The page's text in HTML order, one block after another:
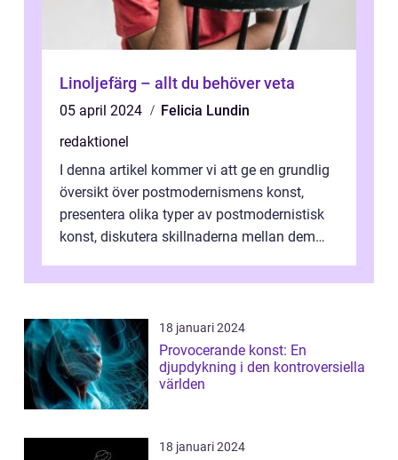
Linoljefärg – allt du behöver veta
05 april 2024
Felicia Lundin
redaktionel
I denna artikel kommer vi att ge en grundlig
översikt över postmodernismens konst,
presentera olika typer av postmodernistisk
konst, diskutera skillnaderna mellan dem
18 januari 2024
Provocerande konst: En
djupdykning i den kontroversiella
världen
18 januari 2024